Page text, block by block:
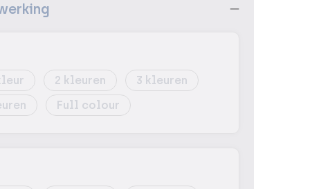
2
3
Full colour